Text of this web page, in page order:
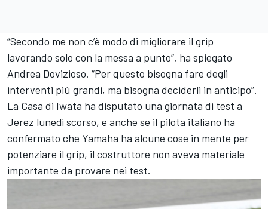
“Secondo me non c’è modo di migliorare il grip
lavorando solo con la messa a punto”, ha spiegato
Andrea Dovizioso. “Per questo bisogna fare degli
interventi più grandi, ma bisogna deciderli in anticipo”.
La Casa di Iwata ha disputato una giornata di test a
Jerez lunedì scorso, e anche se il pilota italiano ha
confermato che Yamaha ha alcune cose in mente per
potenziare il grip, il costruttore non aveva materiale
importante da provare nei test.